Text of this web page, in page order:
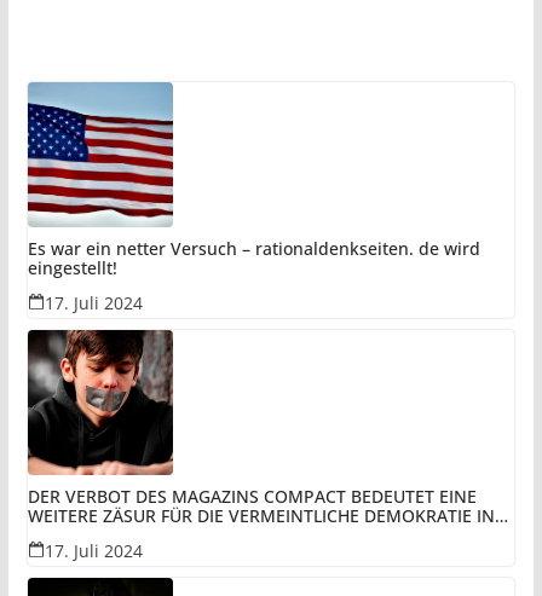
Es war ein netter Versuch – rationaldenkseiten. de wird
eingestellt!
17. Juli 2024
DER VERBOT DES MAGAZINS COMPACT BEDEUTET EINE
WEITERE ZÄSUR FÜR DIE VERMEINTLICHE DEMOKRATIE IN
REST-DEUTSCHLAND UNTER DER VERWALTUNG DER BRD
UND PERSPEKTIVISCH DEN UNTERGANG DER DEUTSCHEN!
17. Juli 2024